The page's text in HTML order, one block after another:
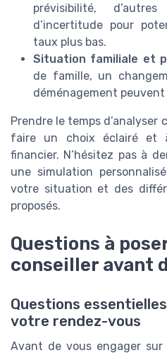
prévisibilité,
d’incertitude pour
taux plus bas.
Situation familiale et
de famille, un
déménagement
Prendre le temps d’analyser
faire un choix éclairé et
financier. N’hésitez pas à
une simulation
votre situation et des
proposés.
Questions à
conseiller avant
Questions
votre rendez-vous
Avant de vous engager